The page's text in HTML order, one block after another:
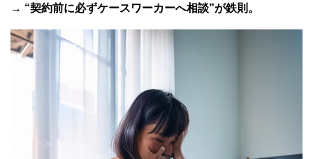
→ “契約前に必ずケースワーカーへ相談”が鉄則。